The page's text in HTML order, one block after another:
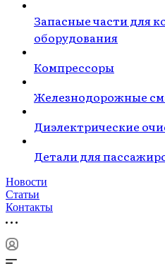
Запасные части для
оборудования
Компрессоры
Железнодорожные
Диэлектрические
Детали для
Новости
Статьи
Контакты